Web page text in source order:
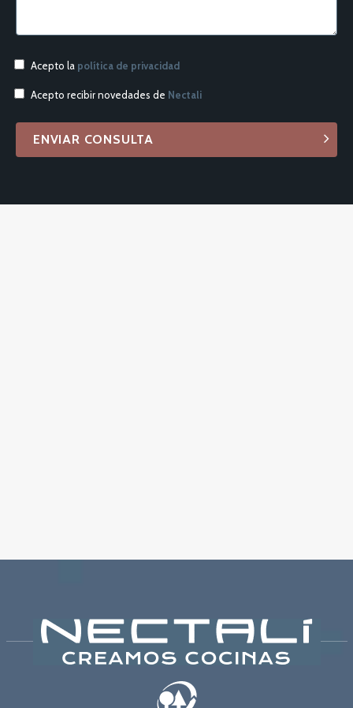
Acepto la política de privacidad
Acepto recibir novedades de Nectali